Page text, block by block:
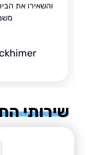
והשאירו את הבית
משמעית
Bruckhimer